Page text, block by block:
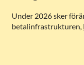
Under 2026 sker
betalinfrastrukturen,